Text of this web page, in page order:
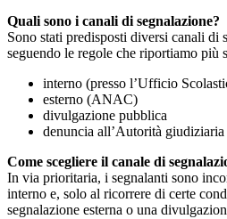
Quali sono i canali di segnalazione?
Sono stati predisposti diversi canali di
seguendo le regole che riportiamo più
interno (presso l’Ufficio
esterno (ANAC)
divulgazione pubblica
denuncia all’Autorità giudiziaria
Come scegliere il canale di
In via prioritaria, i segnalanti sono
interno e, solo al ricorrere di certe
segnalazione esterna o una